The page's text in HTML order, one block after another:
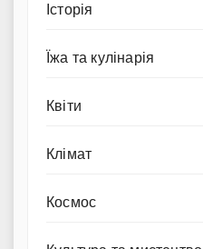
Історія
Їжа та кулінарія
Квіти
Клімат
Космос